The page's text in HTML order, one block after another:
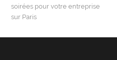
post:
soirées pour votre entreprise
sur Paris